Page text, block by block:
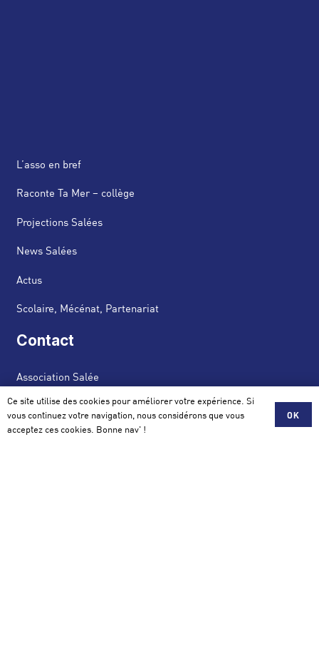
L’asso en bref
Raconte Ta Mer – collège
Projections Salées
News Salées
Actus
Scolaire, Mécénat, Partenariat
Contact
Association Salée
42 avenue de la Perrière 56100 Lorient
contact@assosalee.com
Ce site utilise des cookies pour améliorer votre expérience. Si
vous continuez votre navigation, nous considérons que vous
acceptez ces cookies. Bonne nav' !
OK